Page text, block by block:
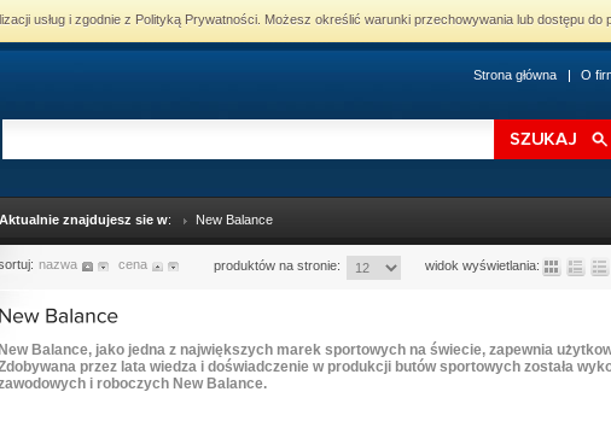
usług i zgodnie z Polityką Prywatności. Możesz określić warunki przechowywania lub dostępu do
Strona główna O
Aktualnie znajdujesz sie w: New Balance
nazwa cena produktów na stronie: widok wyświetlania:
New Balance, jako jedna z największych marek sportowych na świecie, zapewnia
przez lata wiedza i doświadczenie w produkcji butów sportowych została
i roboczych New Balance.